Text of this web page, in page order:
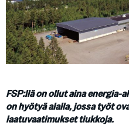
FSP:llä on ollut aina energia-
on hyötyä alalla, jossa työt
laatuvaatimukset tiukkoja.